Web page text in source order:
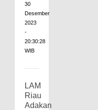
30
Desember
2023
-
20:30:28
WIB
LAM
Riau
Adakan